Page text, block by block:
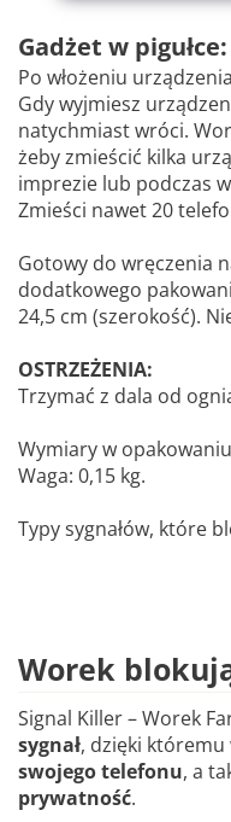
Gadżet w pigułce:
Po włożeniu
Gdy wyjmiesz
natychmiast wróci.
żeby zmieścić kilka
imprezie lub podczas
Zmieści nawet 20
Gotowy do wręczenia
dodatkowego
24,5 cm (szerokość).
OSTRZEŻENIA:
Trzymać z dala od
Wymiary w
Waga: 0,15 kg.
Typy sygnałów, które
Worek
Signal Killer – Worek
sygnał, dzięki któremu
swojego telefonu, a
prywatność.